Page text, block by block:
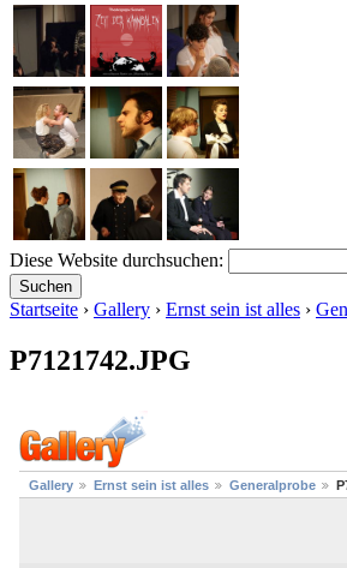
Diese Website durchsuchen:
Startseite › Gallery › Ernst sein ist alles ›
P7121742.JPG
Gallery Ernst sein ist alles Generalprobe